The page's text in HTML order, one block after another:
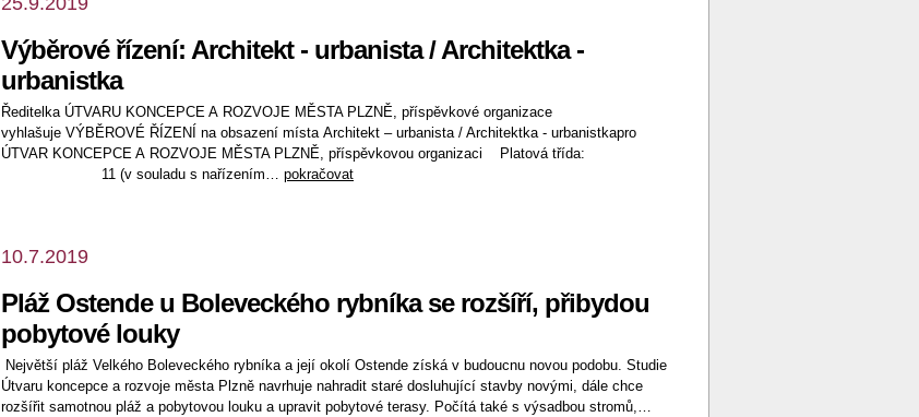
Výběrové řízení: Architekt - urbanista / Architektka -
urbanistka
Ředitelka ÚTVARU KONCEPCE A ROZVOJE MĚSTA PLZNĚ, příspěvkové organizace
vyhlašuje VÝBĚROVÉ ŘÍZENÍ na obsazení místa Architekt – urbanista / Architektka - urbanistkapro
ÚTVAR KONCEPCE A ROZVOJE MĚSTA PLZNĚ, příspěvkovou organizaci Platová třída:
11 (v souladu s nařízením… pokračovat
10.7.2019
Pláž Ostende u Boleveckého rybníka se rozšíří, přibydou
pobytové louky
Největší pláž Velkého Boleveckého rybníka a její okolí Ostende získá v budoucnu novou podobu. Studie
Útvaru koncepce a rozvoje města Plzně navrhuje nahradit staré dosluhující stavby novými, dále chce
rozšířit samotnou pláž a pobytovou louku a upravit pobytové terasy. Počítá také s výsadbou stromů,…